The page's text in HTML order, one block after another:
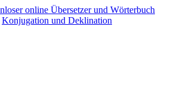
Konjugation und Deklination